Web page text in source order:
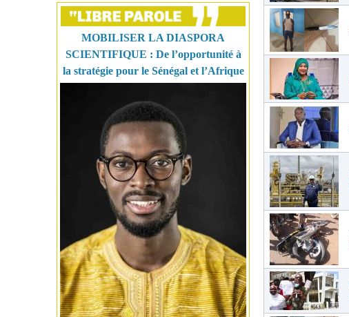
MOBILISER LA DIASPORA
SCIENTIFIQUE : De l’opportunité à
la stratégie pour le Sénégal et l’Afrique